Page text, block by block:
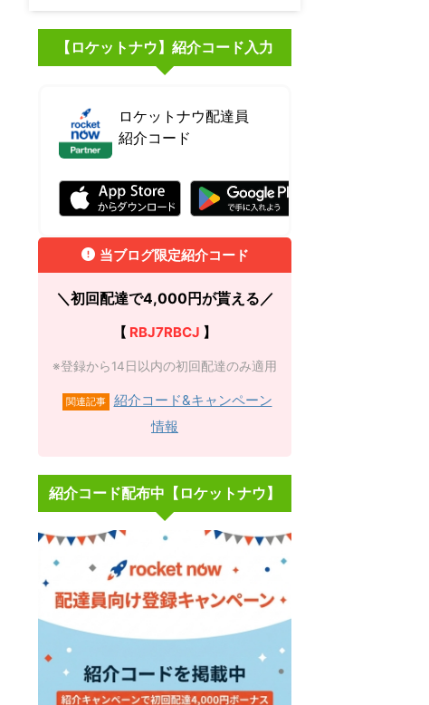
【ロケットナウ】紹介コード入力
ロケットナウ配達員
紹介コード
当ブログ限定紹介コード
＼初回配達で4,000円が貰える／
【 RBJ7RBCJ 】
※登録から14日以内の初回配達のみ適用
関連記事
紹介コード&キャンペーン
情報
紹介コード配布中【ロケットナウ】